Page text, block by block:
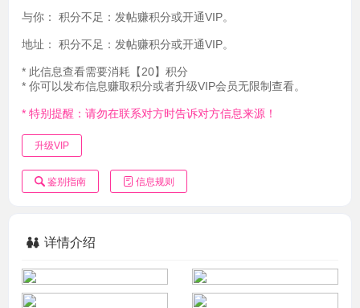
与你： 积分不足：发帖赚积分或开通VIP。
地址： 积分不足：发帖赚积分或开通VIP。
* 此信息查看需要消耗【20】积分
* 你可以发布信息赚取积分或者升级VIP会员无限制查看。
* 特别提醒：请勿在联系对方时告诉对方信息来源！
升级VIP
鉴别指南 信息规则
详情介绍